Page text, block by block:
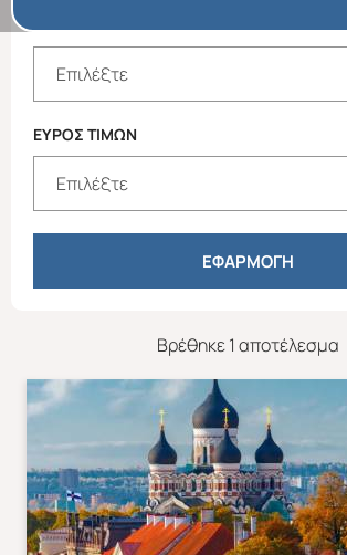
Χριστούγεννα & Πρωτοχρονιά
ΕΥΡΩΠΗ
ΚΑΤΗΓΟΡΙΑ
ΕΥΡΟΣ ΤΙΜΩΝ
ΕΦΑΡΜΟΓΗ
Βρέθηκε 1 αποτέλεσμα